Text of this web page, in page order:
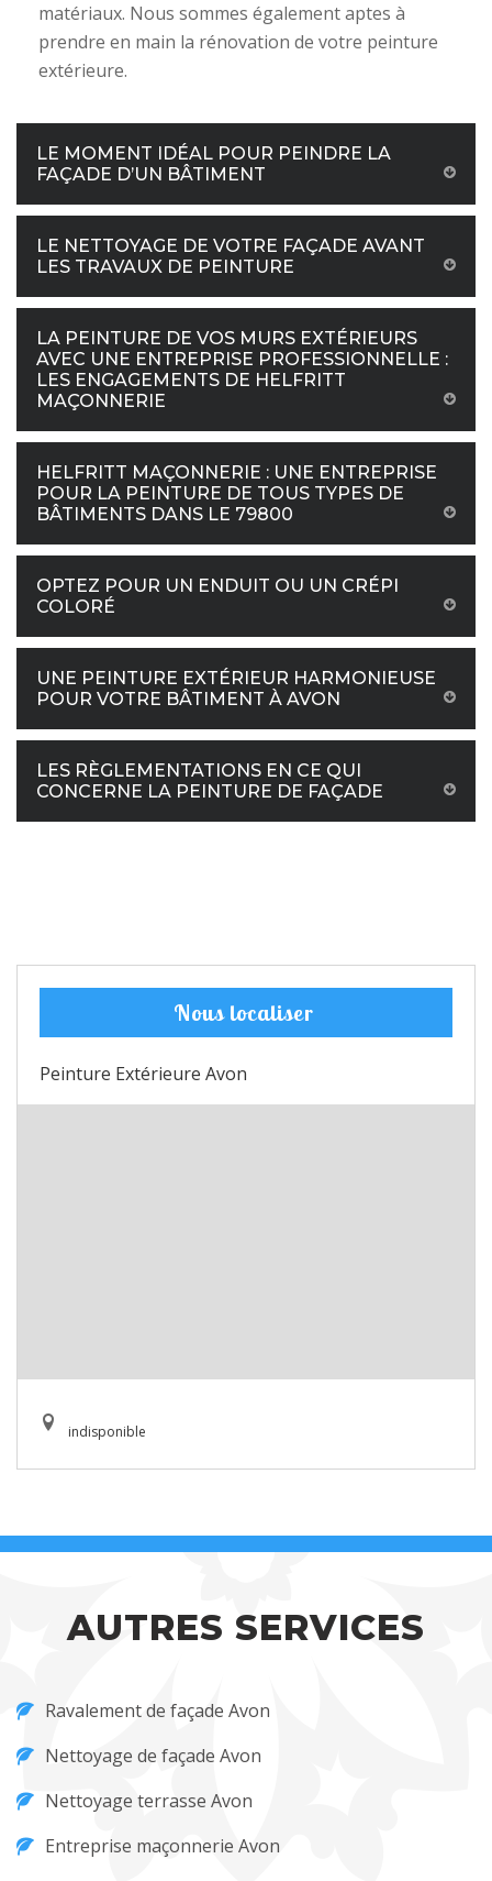
matériaux. Nous sommes également aptes à
prendre en main la rénovation de votre peinture
extérieure.
LE MOMENT IDÉAL POUR PEINDRE LA
FAÇADE D’UN BÂTIMENT
LE NETTOYAGE DE VOTRE FAÇADE AVANT
LES TRAVAUX DE PEINTURE
LA PEINTURE DE VOS MURS EXTÉRIEURS
AVEC UNE ENTREPRISE PROFESSIONNELLE :
LES ENGAGEMENTS DE HELFRITT
MAÇONNERIE
HELFRITT MAÇONNERIE : UNE ENTREPRISE
POUR LA PEINTURE DE TOUS TYPES DE
BÂTIMENTS DANS LE 79800
OPTEZ POUR UN ENDUIT OU UN CRÉPI
COLORÉ
UNE PEINTURE EXTÉRIEUR HARMONIEUSE
POUR VOTRE BÂTIMENT À AVON
LES RÈGLEMENTATIONS EN CE QUI
CONCERNE LA PEINTURE DE FAÇADE
Nous localiser
Peinture Extérieure Avon
indisponible
AUTRES SERVICES
Ravalement de façade Avon
Nettoyage de façade Avon
Nettoyage terrasse Avon
Entreprise maçonnerie Avon